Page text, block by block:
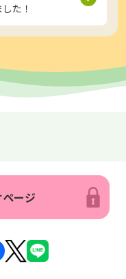
た！
ージ